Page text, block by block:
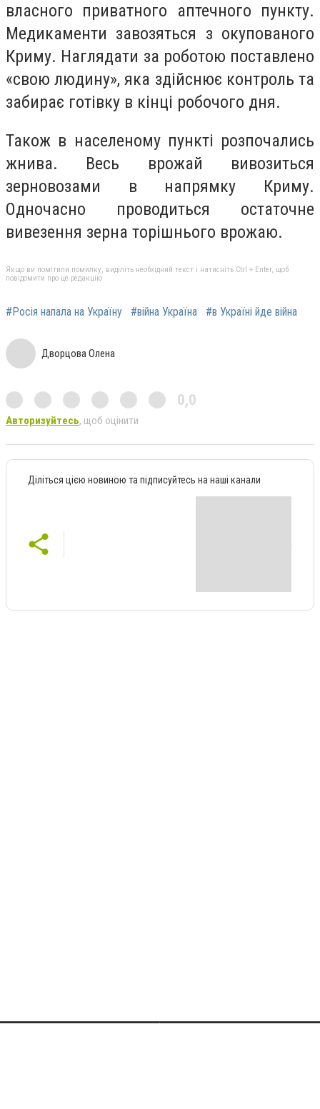
власного приватного аптечного пункту.
Медикаменти завозяться з окупованого
Криму. Наглядати за роботою поставлено
«свою людину», яка здійснює контроль та
забирає готівку в кінці робочого дня.
Також в населеному пункті розпочались
жнива. Весь врожай вивозиться
зерновозами в напрямку Криму.
Одночасно проводиться остаточне
вивезення зерна торішнього врожаю.
Якщо ви помітили помилку, виділіть необхідний текст і натисніть Ctrl + Enter, щоб
повідомити про це редакцію
#Росія напала на Україну #війна Україна #в Україні йде війна
Дворцова Олена
0,0
Авторизуйтесь, щоб оцінити
Діліться цією новиною та підписуйтесь на наші канали